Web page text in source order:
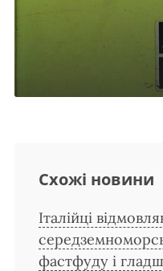
Схожі новини
Італійці
фастфуду і